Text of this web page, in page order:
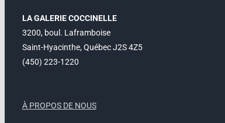
LA GALERIE COCCINELLE
3200, boul. Laframboise
Saint-Hyacinthe, Québec J2S 4Z5
(450) 223-1220
À PROPOS DE NOUS